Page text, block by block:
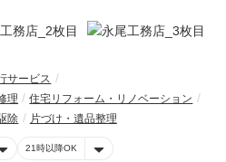
サービス
理
住宅リフォーム・リノベーション
除 片づけ・遺品整理
21時以降OK